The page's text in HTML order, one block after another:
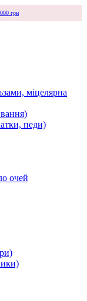
грн
міцелярна
педи)
очей